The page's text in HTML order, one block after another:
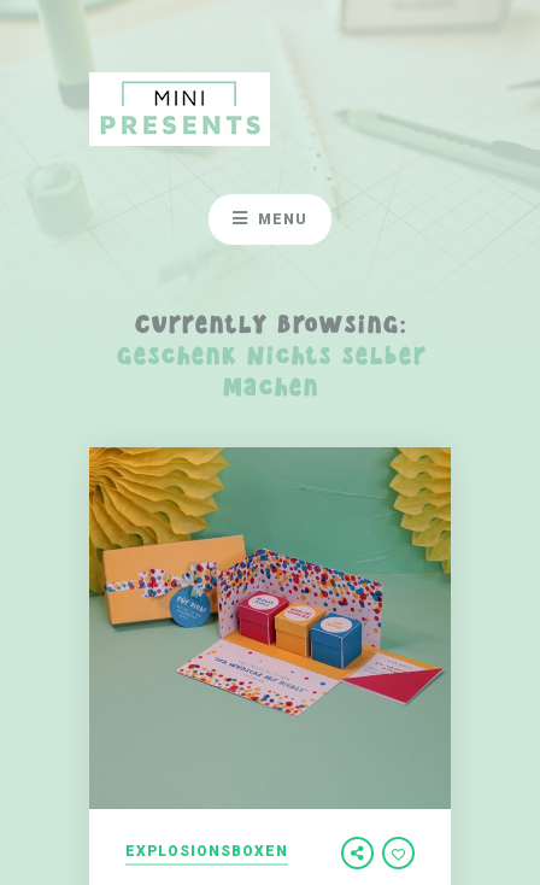
MENU
Currently Browsing:
Geschenk Nichts selber
machen
EXPLOSIONSBOXEN